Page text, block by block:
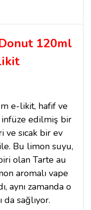
120ml
e-likit, hafif ve
infüze edilmiş bir
sıcak bir ev
Bu limon suyu,
olan Tarte au
aromalı vape
aynı zamanda o
da sağlıyor.